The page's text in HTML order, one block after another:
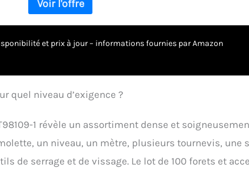
Emplacements dessinés et poches-élastiques-scratchs
éléments produit 2: Inclus 100 pièces (Import Allemagne)
et prix à jour – informations fournies par Amazon
quel niveau d’exigence ?
1 révèle un assortiment dense et
un niveau, un mètre, plusieurs tournevis, une
de serrage et de vissage. Le lot de 100 forets et